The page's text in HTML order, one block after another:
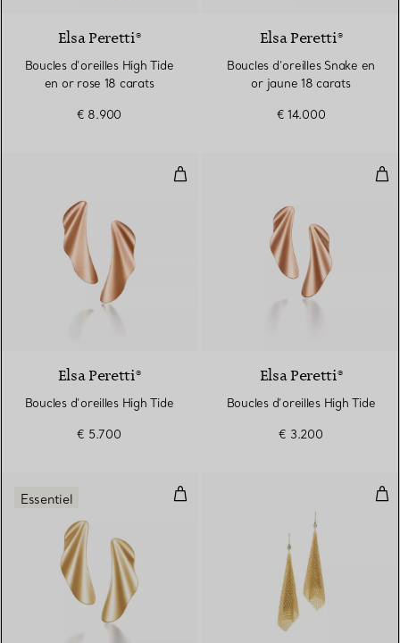
Elsa Peretti®
Boucles d’oreilles High Tide
en or rose 18 carats
€ 8.900
Elsa Peretti®
Boucles d’oreilles Snake en
or jaune 18 carats
€ 14.000
Boucles d’oreilles High Tide
Elsa Peretti®
Boucles d’oreilles High Tide
€ 5.700
Elsa Peretti®
Boucles d’oreilles High Tide
€ 3.200
Boucles d’oreilles High Tide
Essentiel